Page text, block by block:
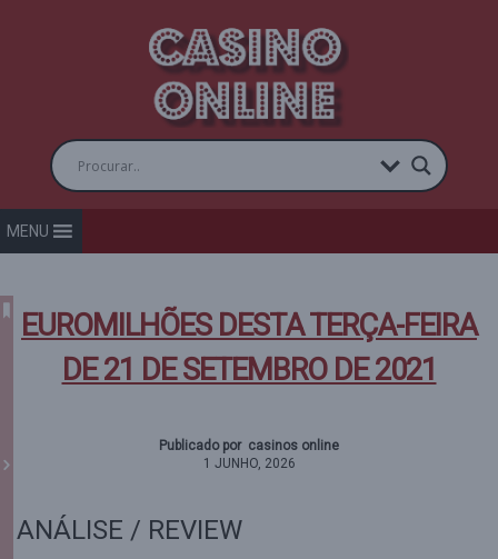
MENU
EUROMILHÕES DESTA TERÇA-FEIRA
DE 21 DE SETEMBRO DE 2021
Publicado por casinos online
1 JUNHO, 2026
ANÁLISE / REVIEW